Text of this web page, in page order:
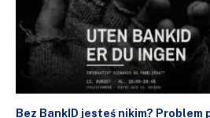
Bez BankID jesteś nikim? Problem